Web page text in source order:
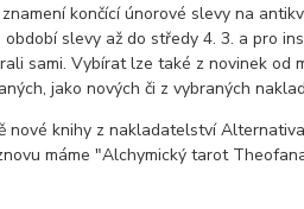
končící únorové slevy na
slevy až do středy 4. 3. a pro
sami. Vybírat lze také z novinek od
jako nových či z vybraných
nové knihy z nakladatelství
máme "Alchymický tarot